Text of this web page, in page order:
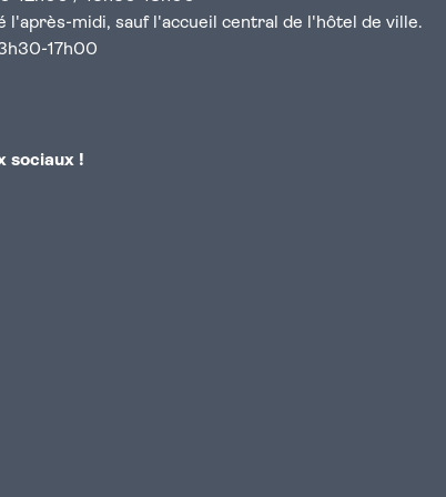
l'après-midi, sauf l'accueil central de l'hôtel de ville.
17h00
sociaux !